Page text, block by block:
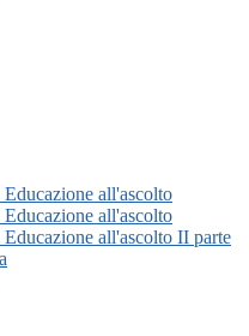
all'ascolto
all'ascolto
all'ascolto II parte